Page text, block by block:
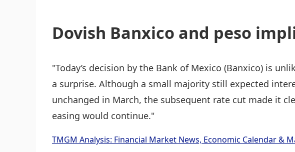
Dovish Banxico and peso
"Today’s decision by the Bank of Mexico (Banxico) is
a surprise. Although a small majority still expected
unchanged in March, the subsequent rate cut made it
easing would continue."
TMGM Analysis: Financial Market News, Economic Calendar &